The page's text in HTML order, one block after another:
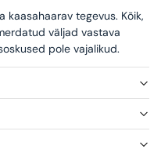
kaasahaarav tegevus. Kõik,
väljad vastava
pole vajalikud.